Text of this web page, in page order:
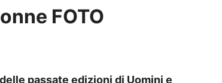
FOTO
passate edizioni di Uomini e